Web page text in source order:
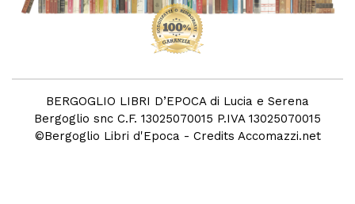
BERGOGLIO LIBRI D’EPOCA di Lucia e Serena
Bergoglio snc C.F. 13025070015 P.IVA 13025070015
©Bergoglio Libri d'Epoca - Credits Accomazzi.net